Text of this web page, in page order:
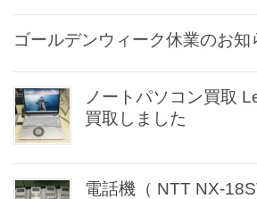
ゴールデンウィーク休業のお知
ノートパソコン買取
買取しました
電話機（ NTT NX-